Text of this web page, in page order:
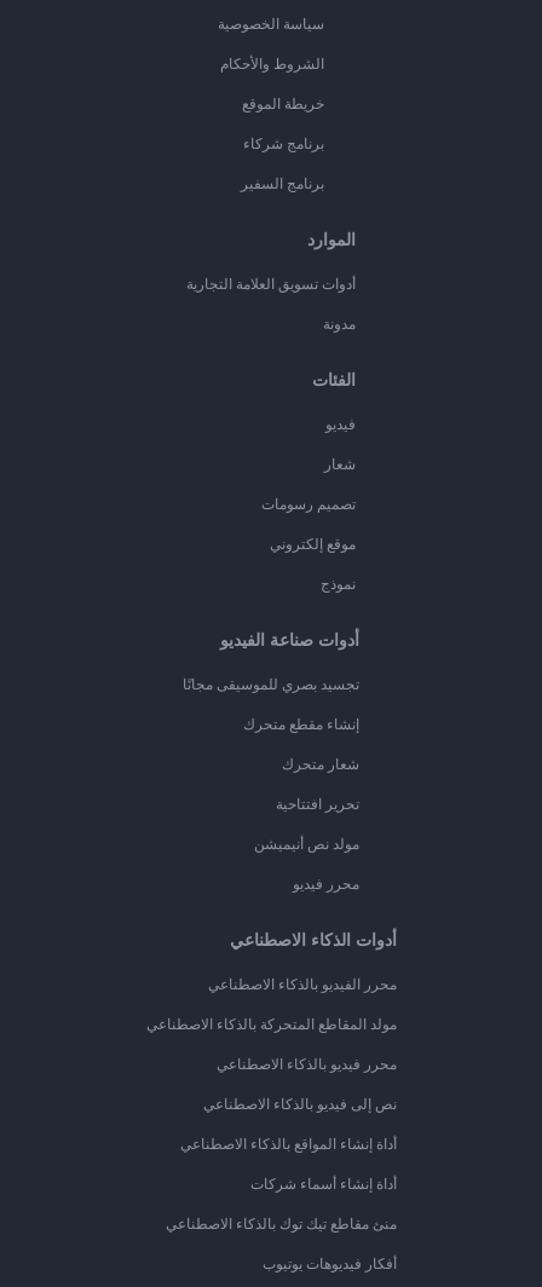
سياسة الخصوصية
الشروط والأحكام
خريطة الموقع
برنامج شركاء
برنامج السفير
الموارد
أدوات تسويق العلامة التجارية
مدونة
الفئات
فيديو
شعار
تصميم رسومات
موقع إلكتروني
نموذج
أدوات صناعة الفيديو
تجسيد بصري للموسيقى مجانًا
إنشاء مقطع متحرك
شعار متحرك
تحرير افتتاحية
مولد نص أنيميشن
محرر فيديو
أدوات الذكاء الاصطناعي
محرر الفيديو بالذكاء الاصطناعي
مولد المقاطع المتحركة بالذكاء الاصطناعي
محرر فيديو بالذكاء الاصطناعي
نص إلى فيديو بالذكاء الاصطناعي
أداة إنشاء المواقع بالذكاء الاصطناعي
أداة إنشاء أسماء شركات
منئ مقاطع تيك توك بالذكاء الاصطناعي
أفكار فيديوهات يوتيوب